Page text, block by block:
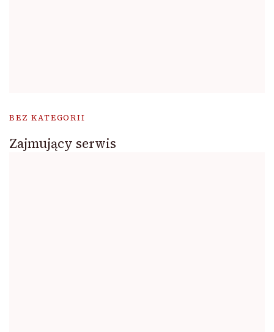
BEZ KATEGORII
Zajmujący serwis